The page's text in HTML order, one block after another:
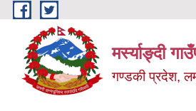
Skip to main content
मर्स्याङ्दी
गण्डकी प्रदेश,